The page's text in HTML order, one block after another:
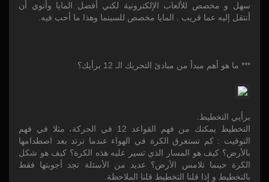
سهل و مخصص للألعاب الإلكترونية لكني أفضل المايا وأنوي أن
أنتقل إليه عما قريب . المايا مخصص للسينما وهذا ما أحب فيه.
*** ما هو أهم مبدأ من مبادئ التحريك الـ 12 برأيك؟
برأيي التخطيط.
التخطيط يمكنك من فهم القواعد 12 في الحركة، مثلا في فهم
التوقيت : كم تستغرق الكرة في الهواء عندما ترتد بعد اصطدامها
بالأرض؟ كيف هو المسار الذي تسير عليه هذه الكرة؟ كيف هو شكل
الكرة حينما تلامس الأرض؟ عديد من الأسئلة تجد أجوبتها فقط
بالتخطيط و إذا قلنا التخطيط قلنا الملاحظة.